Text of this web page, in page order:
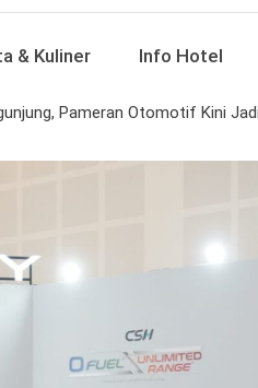
& Kuliner Info Hotel
Pameran Otomotif Kini